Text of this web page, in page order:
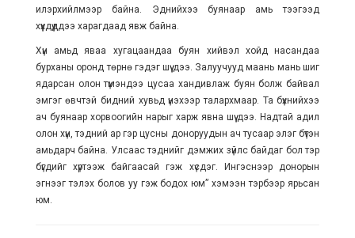
илэрхийлмээр байна. Эднийхээ буянаар амь тээгээд
хүүхдүүддээ харагдаад явж байна.
Хүн амьд яваа хугацаандаа буян хийвэл хойд насандаа
бурханы оронд төрнө гэдэг шүү дээ. Залуучууд маань мань шиг
ядарсан олон түмэндээ цусаа хандивлаж буян болж байвал
эмгэг өвчтэй бидний хувьд үнэхээр талархмаар. Та бүхнийхээ
ач буянаар хорвоогийн нарыг харж явна шүү дээ. Надтай адил
олон хүн, тэдний ар гэр цусны доноруудын ач тусаар элэг бүтэн
амьдарч байна. Улсаас тэднийг дэмжих зүйлс байдаг бол тэр
бүгдийг хүртээж байгаасай гэж хүсдэг. Ингэснээр донорын
эгнээг тэлэх болов уу гэж бодох юм” хэмээн тэрбээр ярьсан
юм.